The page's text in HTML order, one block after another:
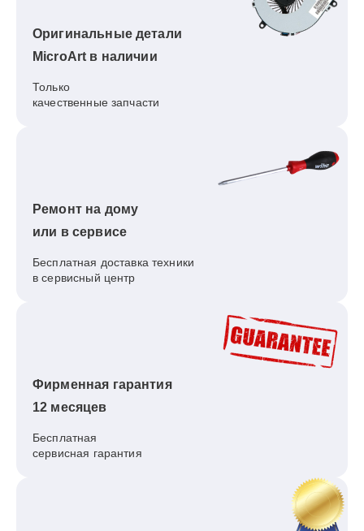
Оригинальные детали
MicroArt в наличии
Только
качественные запчасти
Ремонт на дому
или в сервисе
Бесплатная доставка техники
в сервисный центр
Фирменная гарантия
12 месяцев
Бесплатная
сервисная гарантия